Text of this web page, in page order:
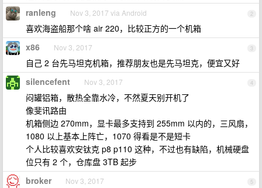
2
ranleng Nov 3, 2017 via Android
喜欢海盗船那个啥 air 220，比较正方的一个机箱
3
x86 Nov 3, 2017
自己 2 台先马坦克机箱，推荐朋友也是先马坦克，便宜又好
4
silencefent Nov 3, 2017
闷罐铝箱，散热全靠水冷，不然夏天别开机了
像斐讯路由
机箱侧边 270mm，显卡最多支持到 255mm 以内的，三风扇，
1080 以上基本上阵亡，1070 得看是不是短卡
个人比较喜欢安钛克 p8 p110 这种，不过也有缺陷，机械硬盘
位只有 2 个，仓库盘 3TB 起步
5
broker Nov 3, 2017